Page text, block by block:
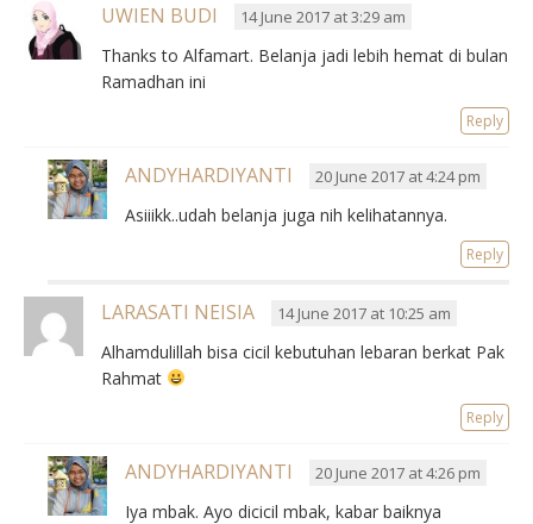
UWIEN BUDI 14 June 2017 at 3:29 am
Thanks to Alfamart. Belanja jadi lebih hemat di bulan
Ramadhan ini
Reply
ANDYHARDIYANTI 20 June 2017 at 4:24 pm
Asiiikk..udah belanja juga nih kelihatannya.
Reply
LARASATI NEISIA 14 June 2017 at 10:25 am
Alhamdulillah bisa cicil kebutuhan lebaran berkat Pak
Rahmat
Reply
ANDYHARDIYANTI 20 June 2017 at 4:26 pm
Iya mbak. Ayo dicicil mbak, kabar baiknya